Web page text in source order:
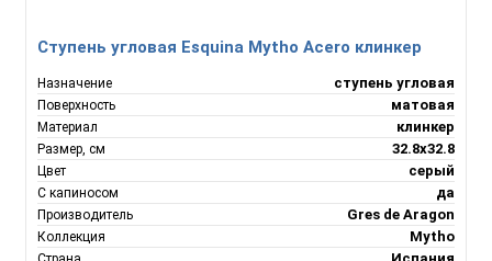
Ступень угловая Esquina Mytho Acero клинкер
Назначение ступень угловая
Поверхность матовая
Материал клинкер
Размер, см 32.8x32.8
Цвет серый
С капиносом да
Производитель Gres de Aragon
Коллекция Mytho